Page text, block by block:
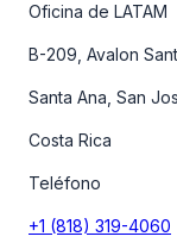
Oficina de LATAM
B-209, Avalon
Santa Ana, San
Costa Rica
Teléfono
+1 (818) 319-4060